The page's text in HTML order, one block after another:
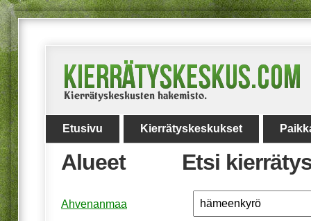
Etusivu Kierrätyskeskukset
Etsi
Alueet
Ahvenanmaa